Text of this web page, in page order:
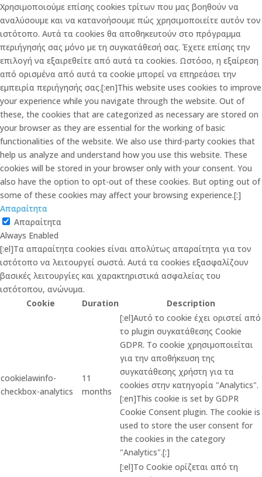
Χρησιμοποιούμε επίσης cookies τρίτων που μας βοηθούν να
αναλύσουμε και να κατανοήσουμε πώς χρησιμοποιείτε αυτόν τον
ιστότοπο. Αυτά τα cookies θα αποθηκευτούν στο πρόγραμμα
περιήγησής σας μόνο με τη συγκατάθεσή σας. Έχετε επίσης την
επιλογή να εξαιρεθείτε από αυτά τα cookies. Ωστόσο, η εξαίρεση
από ορισμένα από αυτά τα cookie μπορεί να επηρεάσει την
εμπειρία περιήγησής σας.[:en]This website uses cookies to improve
your experience while you navigate through the website. Out of
these, the cookies that are categorized as necessary are stored on
your browser as they are essential for the working of basic
functionalities of the website. We also use third-party cookies that
help us analyze and understand how you use this website. These
cookies will be stored in your browser only with your consent. You
also have the option to opt-out of these cookies. But opting out of
some of these cookies may affect your browsing experience.[:]
Απαραίτητα
Απαραίτητα
Always Enabled
[:el]Τα απαραίτητα cookies είναι απολύτως απαραίτητα για τον
ιστότοπο να λειτουργεί σωστά. Αυτά τα cookies εξασφαλίζουν
βασικές λειτουργίες και χαρακτηριστικά ασφαλείας του
ιστότοπου, ανώνυμα.
Cookie
Duration Description
cookielawinfo-
checkbox-analytics
11
months
[:el]Αυτό το cookie έχει οριστεί από
το plugin συγκατάθεσης Cookie
GDPR. Το cookie χρησιμοποιείται
για την αποθήκευση της
συγκατάθεσης χρήστη για τα
cookies στην κατηγορία "Analytics".
[:en]This cookie is set by GDPR
Cookie Consent plugin. The cookie is
used to store the user consent for
the cookies in the category
"Analytics".[:]
[:el]Το Cookie ορίζεται από τη